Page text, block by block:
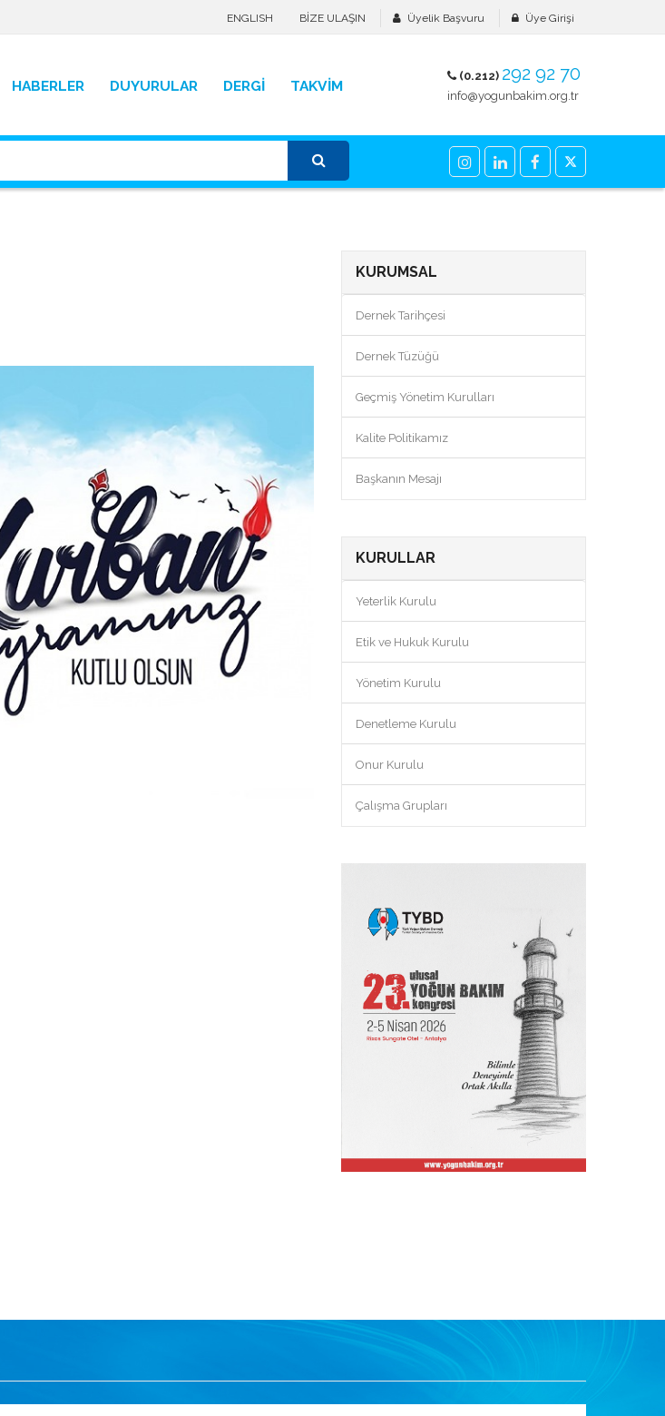
ENGLISH BİZE ULAŞIN Üyelik Başvuru Üye Girişi
HABERLER DUYURULAR DERGİ TAKVİM
(0.212) 292 92 70
info@yogunbakim.org.tr
KURUMSAL
Dernek Tarihçesi
Dernek Tüzüğü
Geçmiş Yönetim Kurulları
Kalite Politikamız
Başkanın Mesajı
KURULLAR
Yeterlik Kurulu
Etik ve Hukuk Kurulu
Yönetim Kurulu
Denetleme Kurulu
Onur Kurulu
Çalışma Grupları